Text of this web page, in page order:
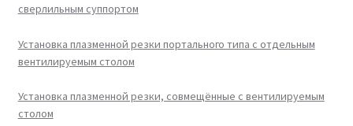
сверлильным суппортом
Установка плазменной резки портального типа с отдельным
вентилируемым столом
Установка плазменной резки, совмещённые с вентилируемым
столом